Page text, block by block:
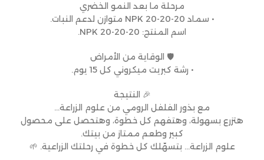
مرحلة ما بعد النمو الخضري
• سماد NPK 20-20-20 متوازن لدعم النبات.
اسم المنتج: NPK 20-20-20.
🛡 الوقاية من الأمراض
• رشة كبريت ميكروني كل 15 يوم.
🎉 النتيجة
مع بذور الفلفل الرومي من علوم الزراعة…
هتزرع بسهولة، وهتفهم كل خطوة، وهتحصل على محصول
كبير وطعم ممتاز من بيتك.
علوم الزراعة… بتسهّلك كل خطوة في رحلتك الزراعية. 🌱